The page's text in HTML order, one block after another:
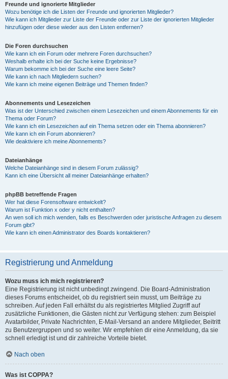
Freunde und ignorierte Mitglieder
Wozu benötige ich die Listen der Freunde und ignorierten Mitglieder?
Wie kann ich Mitglieder zur Liste der Freunde oder zur Liste der ignorierten Mitglieder
hinzufügen oder diese wieder aus den Listen entfernen?
Die Foren durchsuchen
Wie kann ich ein Forum oder mehrere Foren durchsuchen?
Weshalb erhalte ich bei der Suche keine Ergebnisse?
Warum bekomme ich bei der Suche eine leere Seite?
Wie kann ich nach Mitgliedern suchen?
Wie kann ich meine eigenen Beiträge und Themen finden?
Abonnements und Lesezeichen
Was ist der Unterschied zwischen einem Lesezeichen und einem Abonnements für ein
Thema oder Forum?
Wie kann ich ein Lesezeichen auf ein Thema setzen oder ein Thema abonnieren?
Wie kann ich ein Forum abonnieren?
Wie deaktiviere ich meine Abonnements?
Dateianhänge
Welche Dateianhänge sind in diesem Forum zulässig?
Kann ich eine Übersicht all meiner Dateianhänge erhalten?
phpBB betreffende Fragen
Wer hat diese Forensoftware entwickelt?
Warum ist Funktion x oder y nicht enthalten?
An wen soll ich mich wenden, falls es Beschwerden oder juristische Anfragen zu diesem
Forum gibt?
Wie kann ich einen Administrator des Boards kontaktieren?
Registrierung und Anmeldung
Wozu muss ich mich registrieren?
Eine Registrierung ist nicht unbedingt zwingend. Die Board-Administration
dieses Forums entscheidet, ob du registriert sein musst, um Beiträge zu
schreiben. Auf jeden Fall erhältst du als registriertes Mitglied Zugriff auf
zusätzliche Funktionen, die Gästen nicht zur Verfügung stehen: zum Beispiel
Avatarbilder, Private Nachrichten, E-Mail-Versand an andere Mitglieder, Beitritt
zu Benutzergruppen und so weiter. Wir empfehlen dir eine Anmeldung, da sie
schnell erledigt ist und dir zahlreiche Vorteile bietet.
Nach oben
Was ist COPPA?